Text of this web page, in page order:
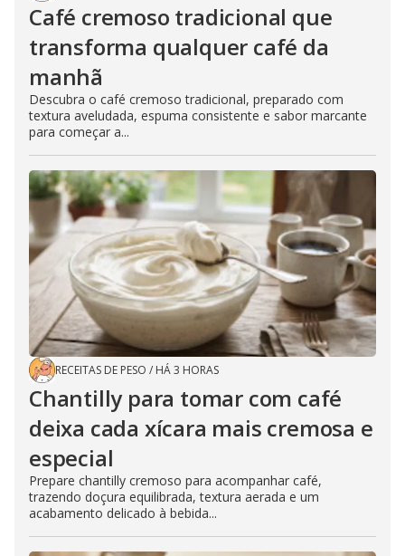
Café cremoso tradicional que
transforma qualquer café da
manhã
Descubra o café cremoso tradicional, preparado com
textura aveludada, espuma consistente e sabor marcante
para começar a...
RECEITAS DE PESO / HÁ 3 HORAS
Chantilly para tomar com café
deixa cada xícara mais cremosa e
especial
Prepare chantilly cremoso para acompanhar café,
trazendo doçura equilibrada, textura aerada e um
acabamento delicado à bebida...